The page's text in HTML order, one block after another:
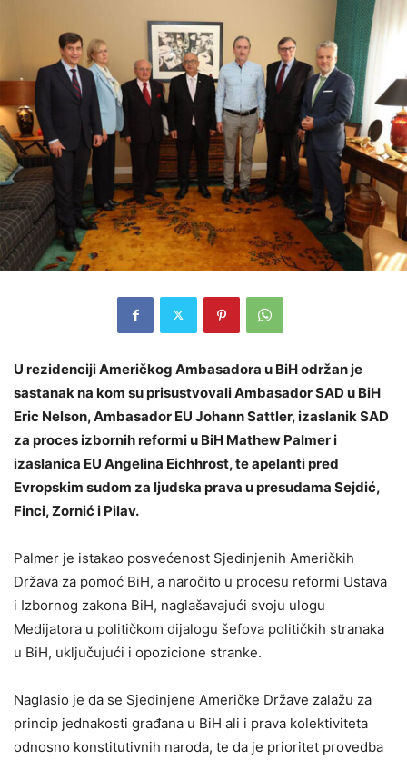
U rezidenciji Američkog Ambasadora u BiH održan je
sastanak na kom su prisustvovali Ambasador SAD u BiH
Eric Nelson, Ambasador EU Johann Sattler, izaslanik SAD
za proces izbornih reformi u BiH Mathew Palmer i
izaslanica EU Angelina Eichhrost, te apelanti pred
Evropskim sudom za ljudska prava u presudama Sejdić,
Finci, Zornić i Pilav.
Palmer je istakao posvećenost Sjedinjenih Američkih
Država za pomoć BiH, a naročito u procesu reformi Ustava
i Izbornog zakona BiH, naglašavajući svoju ulogu
Medijatora u političkom dijalogu šefova političkih stranaka
u BiH, uključujući i opozicione stranke.
Naglasio je da se Sjedinjene Američke Države zalažu za
princip jednakosti građana u BiH ali i prava kolektiviteta
odnosno konstitutivnih naroda, te da je prioritet provedba